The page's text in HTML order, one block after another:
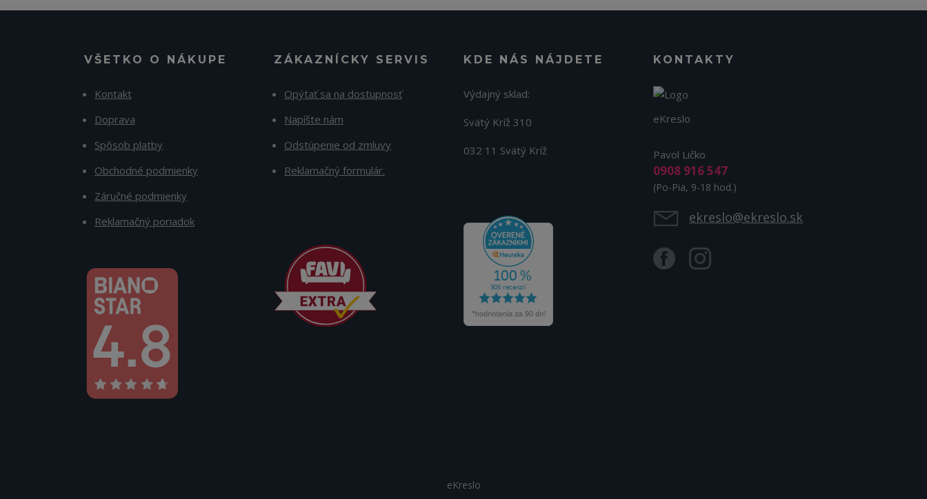
VŠETKO O NÁKUPE
Kontakt
Doprava
Spôsob platby
Obchodné podmienky
Záručné podmienky
Reklamačný poriadok
ZÁKAZNÍCKY SERVIS
Opýtať sa na dostupnosť
Napíšte nám
Odstúpenie od zmluvy
Reklamačný formulár.
KDE NÁS NÁJDETE
Výdajný sklad:
Svätý Kríž 310
032 11 Svätý Kríž
KONTAKTY
eKreslo
Pavol Ličko
0908 916 547
(Po-Pia, 9-18 hod.)
ekreslo@ekreslo.sk
eKreslo